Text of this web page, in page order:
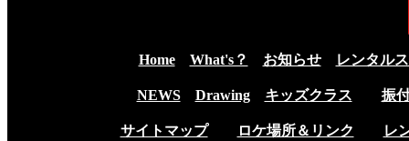
Home What's？ お知らせ レンタル
NEWS Drawing キッズクラス 振
サイトマップ ロケ場所＆リンク レ